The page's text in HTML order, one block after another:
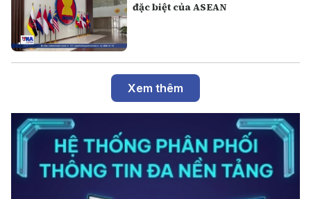
đặc biệt của ASEAN
Xem thêm